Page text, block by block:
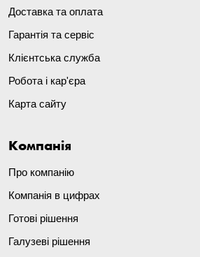
Доставка та оплата
Гарантія та сервіс
Клієнтська служба
Робота і кар'єра
Карта сайту
Компанія
Про компанію
Компанія в цифрах
Готові рішення
Галузеві рішення